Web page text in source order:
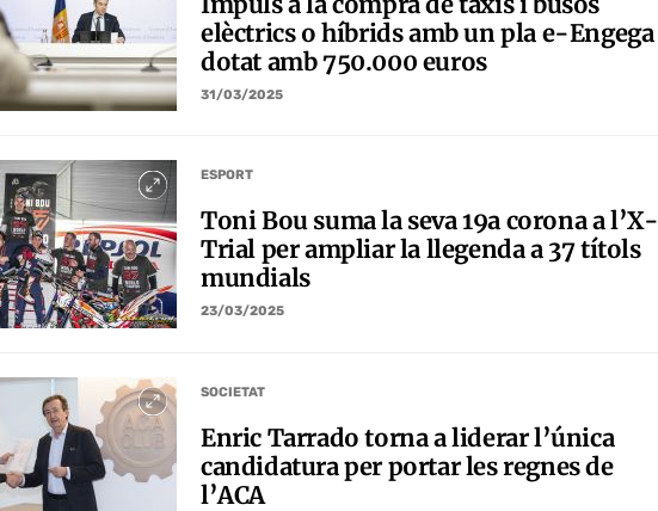
elèctrics o híbrids amb un pla e-Engega
dotat amb 750.000 euros
31/03/2025
ESPORT
Toni Bou suma la seva 19a corona a l’X-
Trial per ampliar la llegenda a 37 títols
mundials
23/03/2025
SOCIETAT
Enric Tarrado torna a liderar l’única
candidatura per portar les regnes de
l’ACA